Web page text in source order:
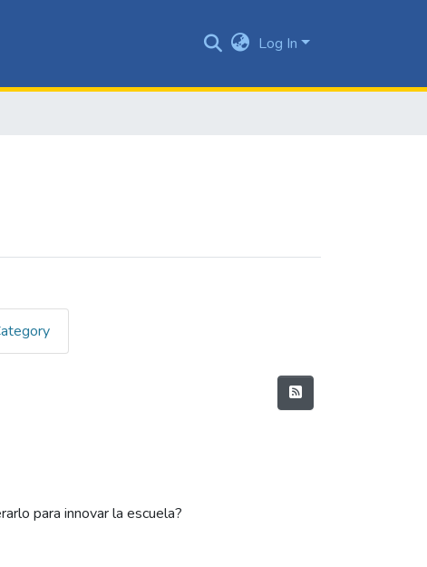
Log In
para innovar la escuela?